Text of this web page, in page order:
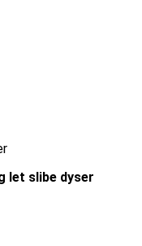
let slibe dyser